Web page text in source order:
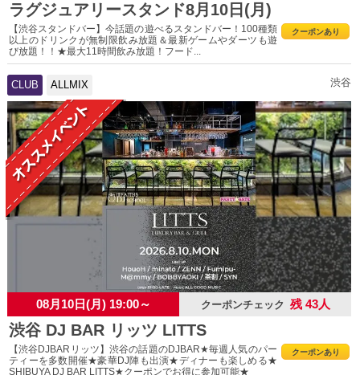
ラグジュアリースタンド8月10日(月)
クーポンあり
【渋谷スタンドバー】今話題の遊べるスタンドバー！100種類
以上のドリンクが無制限飲み放題＆最新ゲームやダーツも遊
び放題！！★最大11時間飲み放題！フード...
CLUB ALLMIX 渋谷
08月10日(月) 19:00～ クーポンチェック 残 43人
渋谷 DJ BAR リッツ LITTS
クーポンあり
【渋谷DJBARリッツ】渋谷の話題のDJBAR★毎週人気のパー
ティーを多数開催★豪華DJ陣も出演★ディナーも楽しめる★
SHIBUYA DJ BAR LITTS★クーポンでお得に参加可能★